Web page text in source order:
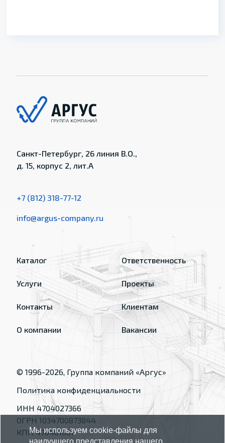
Санкт-Петербург, 26 линия В.О.,
д. 15, корпус 2, лит.А
+7 (812) 318-77-12
info@argus-company.ru
Каталог
Услуги
Контакты
О компании
Ответственность
Проекты
Клиентам
Вакансии
© 1996-2026, Группа компаний «Аргус»
Политика конфиденциальности
ИНН 4704027366
ОГРН 1034700873844
КПП 470401001
Мы используем cookie-файлы для
наилучшего представления нашего